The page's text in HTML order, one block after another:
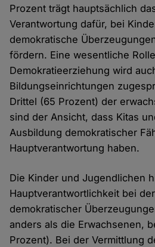
Prozent trägt hauptsächlich
Verantwortung dafür, bei
demokratische
fördern. Eine wesentliche
Demokratieerziehung wird
Bildungseinrichtungen
Drittel (65 Prozent) der
sind der Ansicht, dass Kitas
Ausbildung demokratischer
Hauptverantwortung haben.
Die Kinder und Jugendlichen
Hauptverantwortlichkeit bei
demokratischer
anders als die Erwachsenen,
Prozent). Bei der Vermittlung